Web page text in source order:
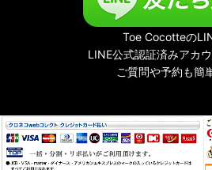
Toe Cocotteの
LINE公式認証済みアカウ
ご質問や予約も簡